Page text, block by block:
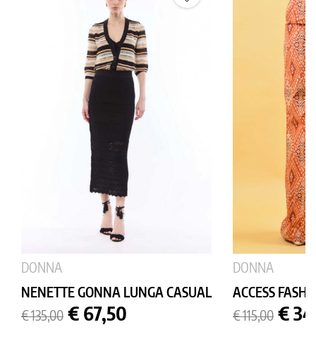
DONNA
NENETTE GONNA LUNGA CASUAL
Prezzo
base
€ 135,00 Prezzo
€ 67,50
DONNA
ACCESS
Prezzo
base
€ 115,00 €